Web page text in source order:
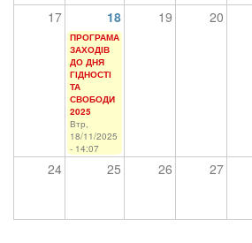
17 18 19 20
ПРОГРАМА
ЗАХОДІВ
ДО ДНЯ
ГІДНОСТІ
ТА
СВОБОДИ
2025
Втр,
18/11/2025
- 14:07
24 25 26 27